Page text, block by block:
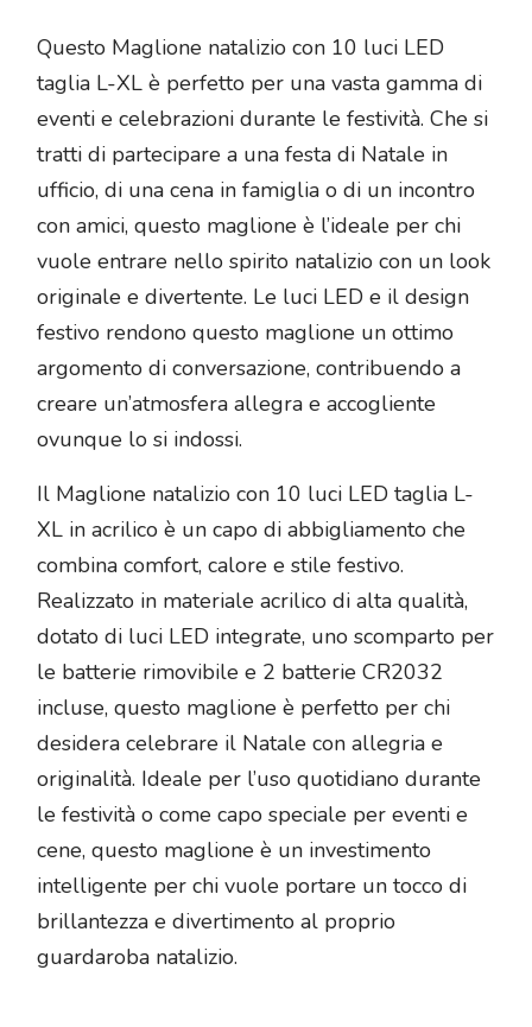
Questo Maglione natalizio con 10 luci LED
taglia L-XL è perfetto per una vasta gamma di
eventi e celebrazioni durante le festività. Che si
tratti di partecipare a una festa di Natale in
ufficio, di una cena in famiglia o di un incontro
con amici, questo maglione è l’ideale per chi
vuole entrare nello spirito natalizio con un look
originale e divertente. Le luci LED e il design
festivo rendono questo maglione un ottimo
argomento di conversazione, contribuendo a
creare un’atmosfera allegra e accogliente
ovunque lo si indossi.
Il Maglione natalizio con 10 luci LED taglia L-
XL in acrilico è un capo di abbigliamento che
combina comfort, calore e stile festivo.
Realizzato in materiale acrilico di alta qualità,
dotato di luci LED integrate, uno scomparto per
le batterie rimovibile e 2 batterie CR2032
incluse, questo maglione è perfetto per chi
desidera celebrare il Natale con allegria e
originalità. Ideale per l’uso quotidiano durante
le festività o come capo speciale per eventi e
cene, questo maglione è un investimento
intelligente per chi vuole portare un tocco di
brillantezza e divertimento al proprio
guardaroba natalizio.